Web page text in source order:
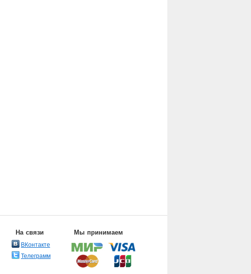
На связи
ВКонтакте
Телеграмм
Мы принимаем